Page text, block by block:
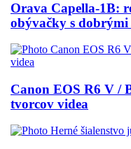
Orava Capella-1B:
obývačky s dobrými
Canon EOS R6 V /
tvorcov videa